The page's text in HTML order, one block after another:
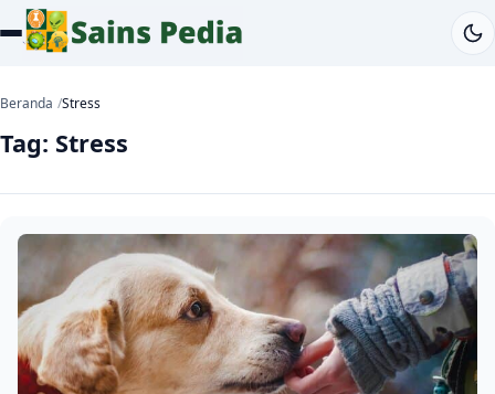
Beranda Stress
Tag: Stress